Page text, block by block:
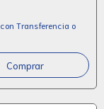
con Transferencia o